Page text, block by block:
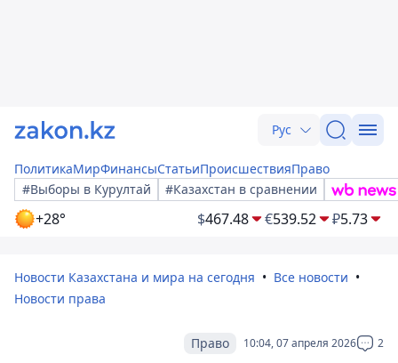
Рус
ПолитикаМирФинансыСтатьиПроисшествияПраво
#Выборы в Курултай
#Казахстан в сравнении
+28° $467.48 €539.52 ₽5.73
Новости Казахстана и мира на сегодня
Все новости
Новости права
10:04, 07 апреля 2026 2
Право